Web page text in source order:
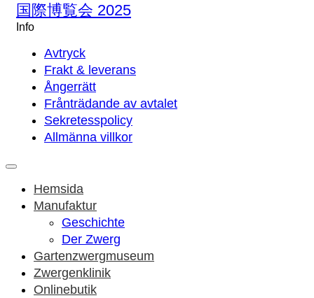
国際博覧会 2025
Info
Avtryck
Frakt & leverans
Ångerrätt
Frånträdande av avtalet
Sekretesspolicy
Allmänna villkor
Hemsida
Manufaktur
Geschichte
Der Zwerg
Gartenzwergmuseum
Zwergenklinik
Onlinebutik